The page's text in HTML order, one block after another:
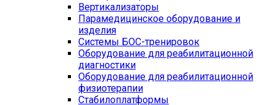
Вертикализаторы
Парамедицинское оборудование и
изделия
Системы БОС-тренировок
Оборудование для реабилитационной
диагностики
Оборудование для реабилитационной
физиотерапии
Стабилоплатформы